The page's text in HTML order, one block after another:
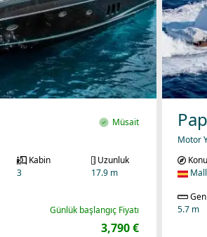
Müsait
Günlük başlangıç Fiyatı
3,790 €
Kabin
3
Uzunluk
17.9 m
Motor
5.7 m